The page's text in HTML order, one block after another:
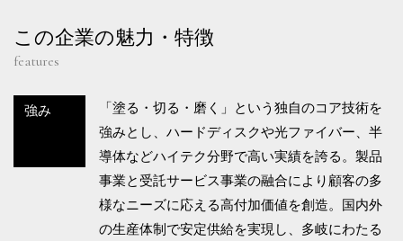
この企業の魅力・特徴
features
強み
「塗る・切る・磨く」という独自のコア技術を
強みとし、ハードディスクや光ファイバー、半
導体などハイテク分野で高い実績を誇る。製品
事業と受託サービス事業の融合により顧客の多
様なニーズに応える高付加価値を創造。国内外
の生産体制で安定供給を実現し、多岐にわたる